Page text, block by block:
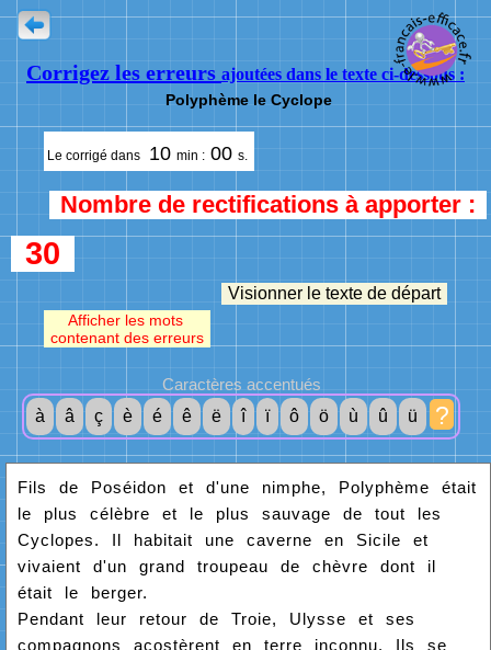
Corrigez les erreurs ajoutées dans le texte ci-dessous :
Polyphème le Cyclope
Le corrigé dans 10 min : 00 s.
Nombre de rectifications à apporter :
30
Visionner le texte de départ
Afficher les mots
contenant des erreurs
Caractères accentués
à
â ç è é ê ë î ï ô ö ù û ü ?